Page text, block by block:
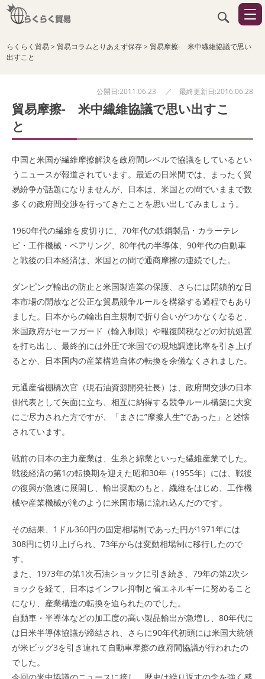
らくらく貿易> 貿易コラムとりあえず保存> 貿易摩擦- 米中繊維協議で思い
出すこと
公開日:2011.06.23 ／ 最終更新日:2016.06.28
貿易摩擦- 米中繊維協議で思い出すこ
と
中国と米国が繊維摩擦解決を政府間レベルで協議をしているとい
うニュースが報道されています。最近の日米間では、まったく貿
易紛争が話題になりませんが、日本は、米国との間でいままで数
多くの政府間交渉を行ってきたことを思い出してみましょう。
1960年代の繊維を皮切りに、70年代の鉄鋼製品・カラーテレ
ビ・工作機械・ベアリング、80年代の半導体、90年代の自動車
と戦後の日本経済は、米国との間で通商摩擦の連続でした。
ダンピング輸出の防止と米国製造業の保護、さらには閉鎖的な日
本市場の開放など公正な貿易競争ルールを構築する過程でもあり
ました。日本からの輸出自主規制で折り合いがつかなくなると、
米国政府がセーフガード（輸入制限）や報復関税などの対抗処置
を打ち出し、最終的には外圧で米国での現地調達比率を引き上げ
るとか、日本国内の産業構造自体の転換を余儀なくされました。
元通産省棚橋次官（現石油資源開発社長）は、政府間交渉の日本
側代表として矢面に立ち、相互に納得する競争ルール構築に大変
にご尽力された方ですが、「まさに”摩擦人生”であった」と述懐
されています。
戦前の日本の主力産業は、生糸と綿業といった繊維産業でした。
戦後経済の第1の転換期を迎えた昭和30年（1955年）には、戦後
の復興が急速に展開し、輸出奨励のもと、繊維をはじめ、工作機
械や産業機械が滝のように米国市場に流れ込んだのです。
その結果、1ドル360円の固定相場制であった円が1971年には
308円に切り上げられ、73年からは変動相場制に移行したので
す。
また、1973年の第1次石油ショックに引き続き、79年の第2次シ
ョックを経て、日本はインフレ抑制と省エネルギーに努めること
になり、産業構造の転換を迫られたのでした。
自動車・半導体などの加工度の高い製品輸出が急増し、80年代に
は日米半導体協議が締結され、さらに90年代初頭には米国大統領
が米ビッグ3を引き連れて自動車摩擦の政府間協議が行われたの
でした。